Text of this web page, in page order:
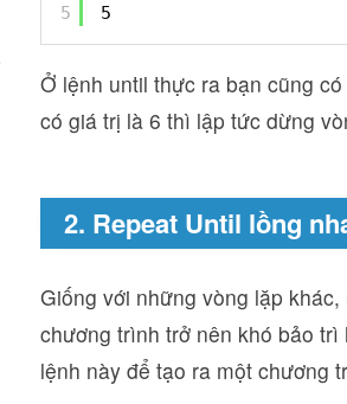
5
5
Ở lệnh until thực ra bạn cũng
có giá trị là 6 thì lập tức dừng
2. Repeat Until lồng
Giống với những vòng lặp
chương trình trở nên khó bảo
lệnh này để tạo ra một chương